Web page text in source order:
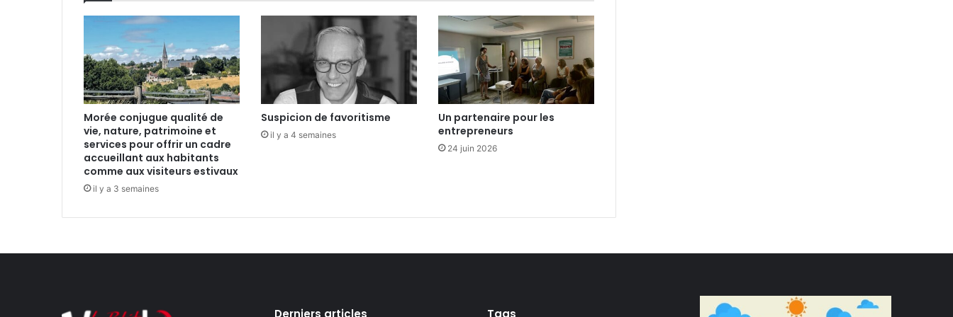
o
-
A
n
n
g
n
s
Morée conjugue qualité de
vie, nature, patrimoine et
services pour offrir un cadre
accueillant aux habitants
comme aux visiteurs estivaux
il y a 3 semaines
Suspicion de favoritisme
il y a 4 semaines
Un partenaire pour les
entrepreneurs
24 juin 2026
Derniers articles Tags